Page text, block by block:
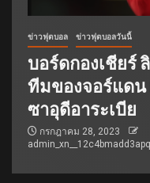
ข่าวฟุตบอล ข่าวฟุตบอลวันนี้
บอร์ดกองเชียร์
ทีมของจอร์แดน
ซาอุดีอาระเบีย
กรกฎาคม 28, 2023